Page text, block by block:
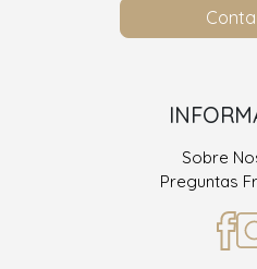
Sobre
Preguntas